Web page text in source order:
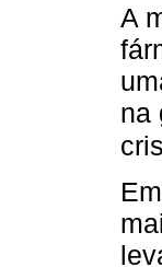
A
na